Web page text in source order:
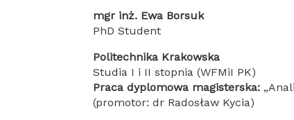
mgr inż. Ewa Borsuk
PhD Student
Politechnika Krakowska
Studia I i II stopnia (WFMiI PK)
Praca dyplomowa magisterska:
(promotor: dr Radosław Kycia)